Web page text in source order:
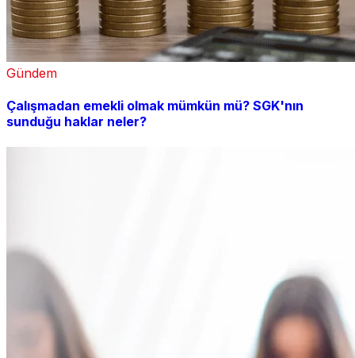
Gündem
Çalışmadan emekli olmak mümkün mü? SGK'nın
sunduğu haklar neler?